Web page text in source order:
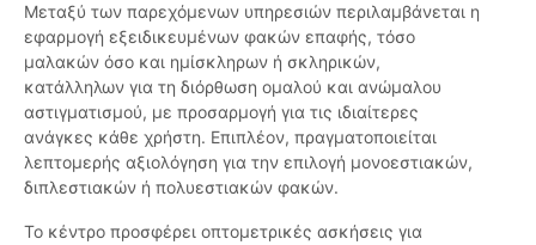
Μεταξύ των παρεχόμενων υπηρεσιών περιλαμβάνεται η
εφαρμογή εξειδικευμένων φακών επαφής, τόσο
μαλακών όσο και ημίσκληρων ή σκληρικών,
κατάλληλων για τη διόρθωση ομαλού και ανώμαλου
αστιγματισμού, με προσαρμογή για τις ιδιαίτερες
ανάγκες κάθε χρήστη. Επιπλέον, πραγματοποιείται
λεπτομερής αξιολόγηση για την επιλογή μονοεστιακών,
διπλεστιακών ή πολυεστιακών φακών.
Το κέντρο προσφέρει οπτομετρικές ασκήσεις για